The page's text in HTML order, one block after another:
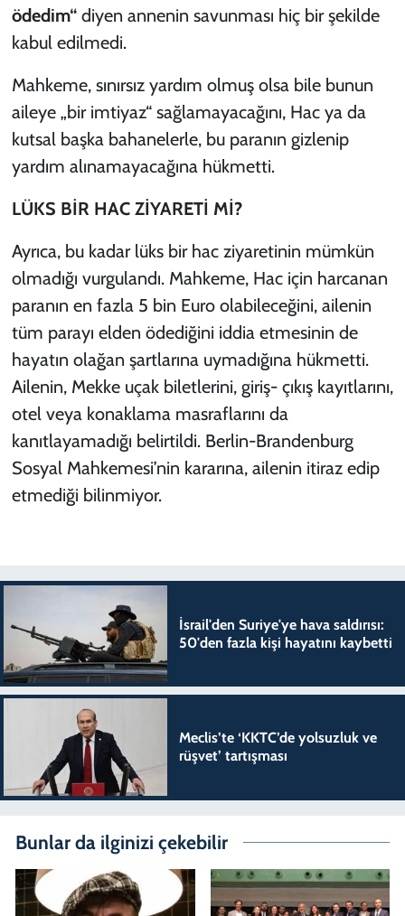
ödedim“ diyen annenin savunması hiç bir şekilde
kabul edilmedi.
Mahkeme, sınırsız yardım olmuş olsa bile bunun
aileye „bir imtiyaz“ sağlamayacağını, Hac ya da
kutsal başka bahanelerle, bu paranın gizlenip
yardım alınamayacağına hükmetti.
LÜKS BİR HAC ZİYARETİ Mİ?
Ayrıca, bu kadar lüks bir hac ziyaretinin mümkün
olmadığı vurgulandı. Mahkeme, Hac için harcanan
paranın en fazla 5 bin Euro olabileceğini, ailenin
tüm parayı elden ödediğini iddia etmesinin de
hayatın olağan şartlarına uymadığına hükmetti.
Ailenin, Mekke uçak biletlerini, giriş- çıkış kayıtlarını,
otel veya konaklama masraflarını da
kanıtlayamadığı belirtildi. Berlin-Brandenburg
Sosyal Mahkemesi’nin kararına, ailenin itiraz edip
etmediği bilinmiyor.
İsrail'den Suriye'ye hava saldırısı:
50'den fazla kişi hayatını kaybetti
Meclis’te ‘KKTC’de yolsuzluk ve
rüşvet’ tartışması
Bunlar da ilginizi çekebilir